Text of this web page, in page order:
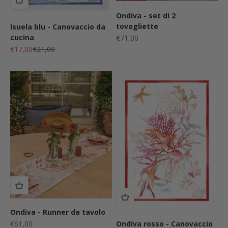
Isuela blu - Canovaccio da
cucina
Prezzo scontato
€17,00Prezzo
€21,00
Ondiva - set di 2
tovagliette
Prezzo scontato
€71,00
Ondiva - Runner da tavolo
Prezzo scontato
€61,00
Ondiva rosso - Canovaccio